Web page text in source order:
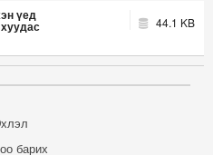
үед
44.1 KB
барих